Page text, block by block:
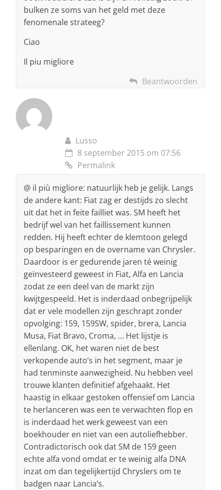
bulken ze soms van het geld met deze
fenomenale strateeg?
Ciao
Il piu migliore
Beantwoorden
Lusso
8 september 2015 om 07:56
Permalink
@ il più migliore: natuurlijk heb je gelijk. Langs
de andere kant: Fiat zag er destijds zo slecht
uit dat het in feite failliet was. SM heeft het
bedrijf wel van het faillissement kunnen
redden. Hij heeft echter de klemtoon gelegd
op besparingen en de overname van Chrysler.
Daardoor is er gedurende jaren té weinig
geïnvesteerd geweest in Fiat, Alfa en Lancia
zodat ze een deel van de markt zijn
kwijtgespeeld. Het is inderdaad onbegrijpelijk
dat er vele modellen zijn geschrapt zonder
opvolging: 159, 159SW, spider, brera, Lancia
Musa, Fiat Bravo, Croma, … Het lijstje is
ellenlang. OK, het waren niet de best
verkopende auto’s in het segment, maar je
had tenminste aanwezigheid. Nu hebben veel
trouwe klanten definitief afgehaakt. Het
haastig in elkaar gestoken offensief om Lancia
te herlanceren was een te verwachten flop en
is inderdaad het werk geweest van een
boekhouder en niet van een autoliefhebber.
Contradictorisch ook dat SM de 159 geen
echte alfa vond omdat er te weinig alfa DNA
inzat om dan tegelijkertijd Chryslers om te
badgen naar Lancia’s.